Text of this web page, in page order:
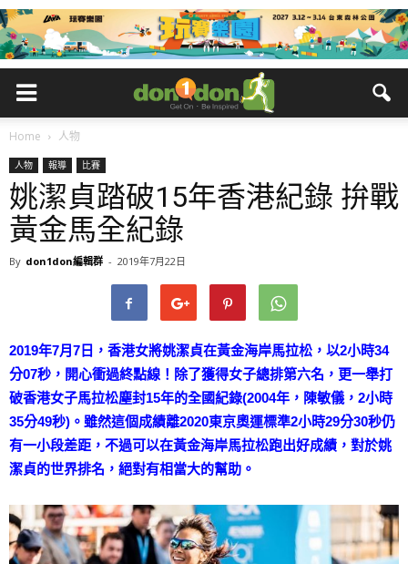
Home 人物
人物 報導 比賽
姚潔貞踏破15年香港紀錄 拚戰
黃金馬全紀錄
By don1don編輯群 - 2019年7月22日
2019年7月7日，香港女將姚潔貞在黃金海岸馬拉松，以2小時34
分07秒，開心衝過終點線！除了獲得女子總排第六名，更一舉打
破香港女子馬拉松塵封15年的全國紀錄(2004年，陳敏儀，2小時
35分49秒)。雖然這個成績離2020東京奧運標準2小時29分30秒仍
有一小段差距，不過可以在黃金海岸馬拉松跑出好成績，對於姚
潔貞的世界排名，絕對有相當大的幫助。